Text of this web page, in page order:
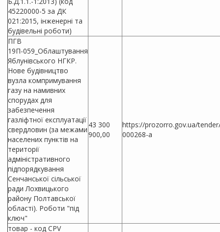
45220000-5 за ДК
021:2015, інженерні та
будівельні роботи)
ПГВ
19П-059_Облаштування
Яблунівського НГКР.
Нове будівництво
вузла компримування
газу на намивних
спорудах для
забезпечення
газліфтної експлуатації
свердловин (за межами
населених пунктів на
території
адміністративного
підпорядкування
Сенчанської сільської
ради Лохвицького
району Полтавської
області). Роботи "під
ключ"
43 300
900,00
https://prozorro.gov.ua/
000268-a
товар - код CPV